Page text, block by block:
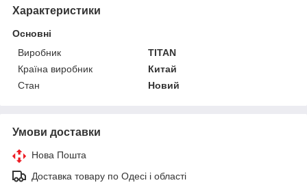
Характеристики
Основні
Виробник
TITAN
Країна виробник
Китай
Стан
Новий
Умови доставки
Нова Пошта
Доставка товару по Одесі і області